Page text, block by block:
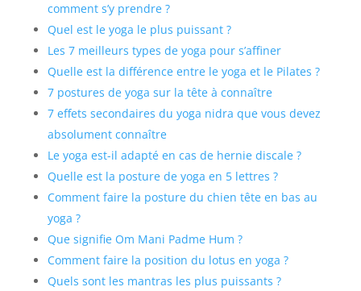
comment s’y prendre ?
Quel est le yoga le plus puissant ?
Les 7 meilleurs types de yoga pour s’affiner
Quelle est la différence entre le yoga et le Pilates ?
7 postures de yoga sur la tête à connaître
7 effets secondaires du yoga nidra que vous devez
absolument connaître
Le yoga est-il adapté en cas de hernie discale ?
Quelle est la posture de yoga en 5 lettres ?
Comment faire la posture du chien tête en bas au
yoga ?
Que signifie Om Mani Padme Hum ?
Comment faire la position du lotus en yoga ?
Quels sont les mantras les plus puissants ?